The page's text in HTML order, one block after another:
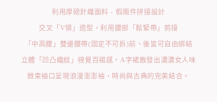
利用厚磅針織面料 - 假兩件拼接設計
交叉「V領」造型，利用腰部「鬆緊帶」剪接
「中高腰」雙邊腰帶(固定不可拆)前、後皆可自由綁結
立體「凹凸織紋」視覺百褶感，A字裙散發出濃濃女人味
微束袖口呈現浪漫澎澎袖，時尚與古典的完美結合。